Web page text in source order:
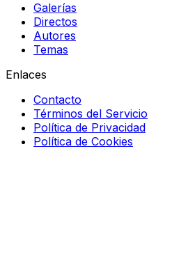
Galerías
Directos
Autores
Temas
Enlaces
Contacto
Términos del Servicio
Política de Privacidad
Política de Cookies